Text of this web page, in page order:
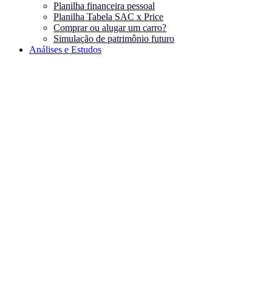
Planilha financeira pessoal
Planilha Tabela SAC x Price
Comprar ou alugar um carro?
Simulação de patrimônio futuro
Análises e Estudos